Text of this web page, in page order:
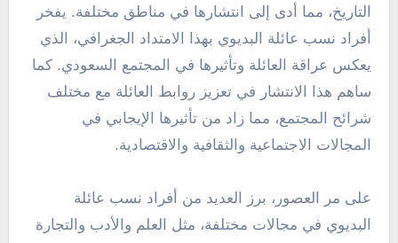
التاريخ، مما أدى إلى انتشارها في مناطق مختلفة. يفخر
أفراد نسب عائلة البديوي بهذا الامتداد الجغرافي، الذي
يعكس عراقة العائلة وتأثيرها في المجتمع السعودي. كما
ساهم هذا الانتشار في تعزيز روابط العائلة مع مختلف
شرائح المجتمع، مما زاد من تأثيرها الإيجابي في
المجالات الاجتماعية والثقافية والاقتصادية.
على مر العصور، برز العديد من أفراد نسب عائلة
البديوي في مجالات مختلفة، مثل العلم والأدب والتجارة